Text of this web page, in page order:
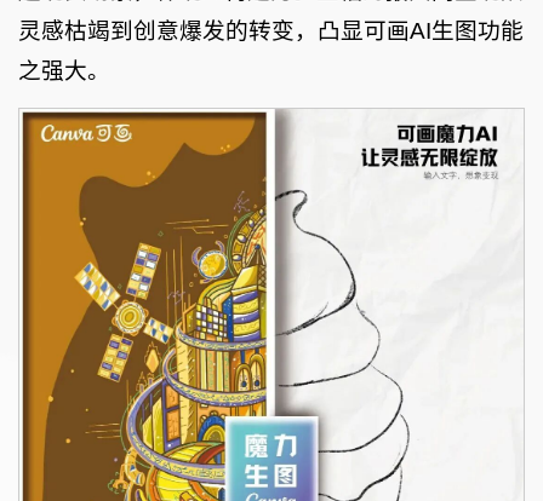
灵感枯竭到创意爆发的转变，凸显可画AI生图功能
之强大。